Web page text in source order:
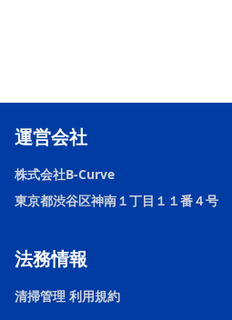
運営会社
株式会社B-Curve
東京都渋谷区神南１丁目１１番４号
法務情報
清掃管理 利用規約